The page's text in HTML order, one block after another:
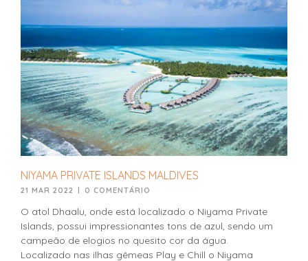
NIYAMA PRIVATE ISLANDS MALDIVES
21 MAR 2022 0 COMENTÁRIO
O atol Dhaalu, onde está localizado o Niyama Private
Islands, possui impressionantes tons de azul, sendo um
campeão de elogios no quesito cor da água.
Localizado nas ilhas gêmeas Play e Chill o Niyama